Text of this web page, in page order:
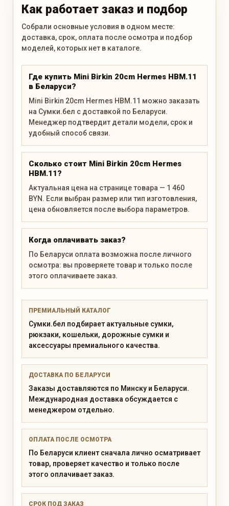
Как работает заказ и подбор
Собрали основные условия в одном месте:
доставка, срок, оплата после осмотра и подбор
моделей, которых нет в каталоге.
Где купить Mini Birkin 20cm Hermes HBM.11
в Беларуси?
Mini Birkin 20cm Hermes HBM.11 можно заказать
на Сумки.бел с доставкой по Беларуси.
Менеджер подтвердит детали модели, срок и
удобный способ связи.
Сколько стоит Mini Birkin 20cm Hermes
HBM.11?
Актуальная цена на странице товара — 1 460
BYN. Если выбран размер или тип изготовления,
цена обновляется после выбора параметров.
Когда оплачивать заказ?
По Беларуси оплата возможна после личного
осмотра: вы проверяете товар и только после
этого оплачиваете заказ.
ПРЕМИАЛЬНЫЙ КАТАЛОГ
Сумки.бел подбирает актуальные сумки,
рюкзаки, кошельки, дорожные сумки и
аксессуары премиального качества.
ДОСТАВКА ПО БЕЛАРУСИ
Заказы доставляются по Минску и Беларуси.
Международная доставка обсуждается с
менеджером отдельно.
ОПЛАТА ПОСЛЕ ОСМОТРА
По Беларуси клиент сначала лично осматривает
товар, проверяет качество и только после
этого оплачивает заказ.
СРОК ПОД ЗАКАЗ